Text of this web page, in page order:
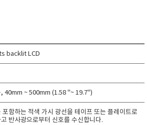
Meinsberg
backlit LCD
, 40mm ~ 500mm (1.58 "~ 19.7")
포함하는 적색 가시 광선을 테이프 또는 플레이트로
반사광으로부터 신호를 수신합니다.